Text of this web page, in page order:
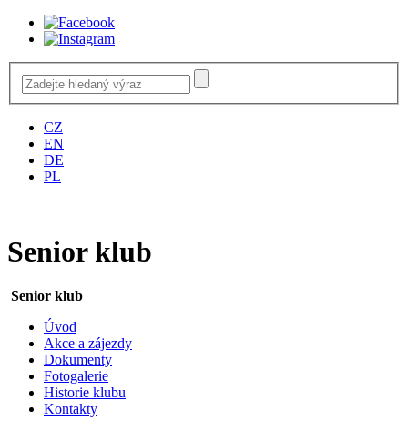
CZ
EN
DE
PL
Senior klub
Senior klub
Úvod
Akce a zájezdy
Dokumenty
Fotogalerie
Historie klubu
Kontakty